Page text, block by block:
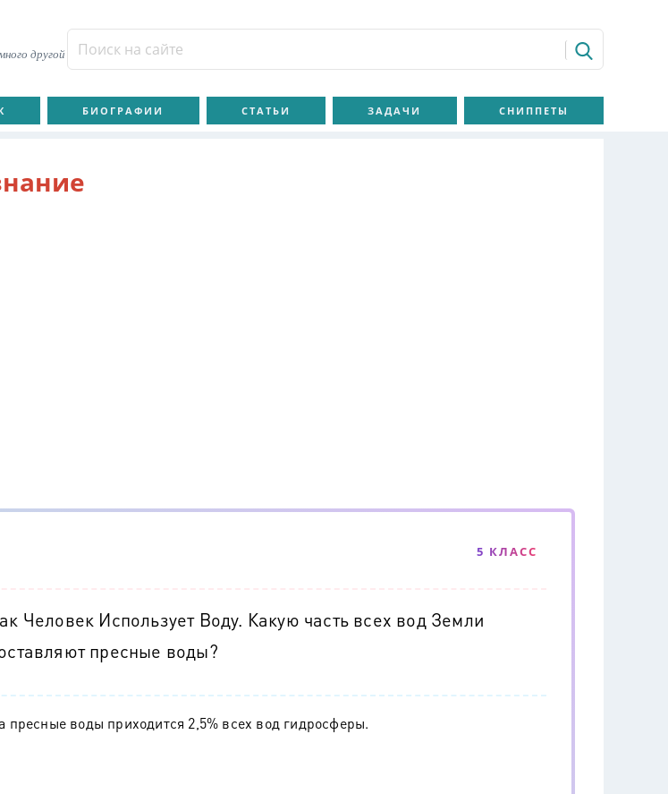
другой
БИОГРАФИИ СТАТЬИ ЗАДАЧИ СНИППЕТЫ
5 КЛАСС
Человек Использует Воду. Какую часть всех вод Земли
пресные воды?
пресные воды приходится 2,5% всех вод гидросферы.